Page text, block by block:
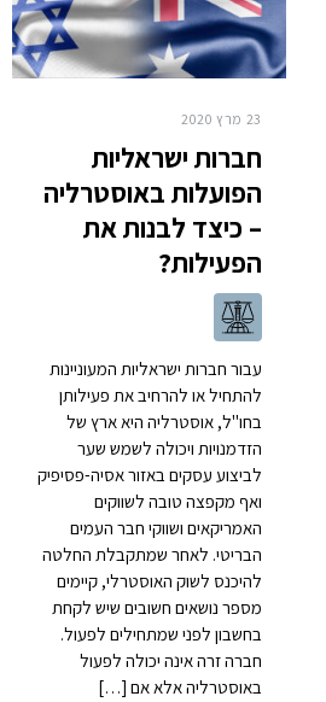
23 מרץ 2020
חברות ישראליות
הפועלות באוסטרליה
– כיצד לבנות את
הפעילות?
עבור חברות ישראליות המעוניינות
להתחיל או להרחיב את פעילותן
בחו"ל, אוסטרליה היא ארץ של
הזדמנויות ויכולה לשמש שער
לביצוע עסקים באזור אסיה-פסיפיק
ואף מקפצה טובה לשווקים
האמריקאים ושווקי חבר העמים
הבריטי. לאחר שמתקבלת החלטה
להיכנס לשוק האוסטרלי, קיימים
מספר נושאים חשובים שיש לקחת
בחשבון לפני שמתחילים לפעול.
חברה זרה אינה יכולה לפעול
באוסטרליה אלא אם […]